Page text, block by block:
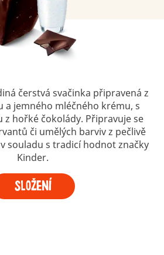
čerstvá svačinka připravená z
a jemného mléčného krému, s
z hořké čokolády. Připravuje se
či umělých barviv z pečlivě
souladu s tradicí hodnot značky
Kinder.
Složení